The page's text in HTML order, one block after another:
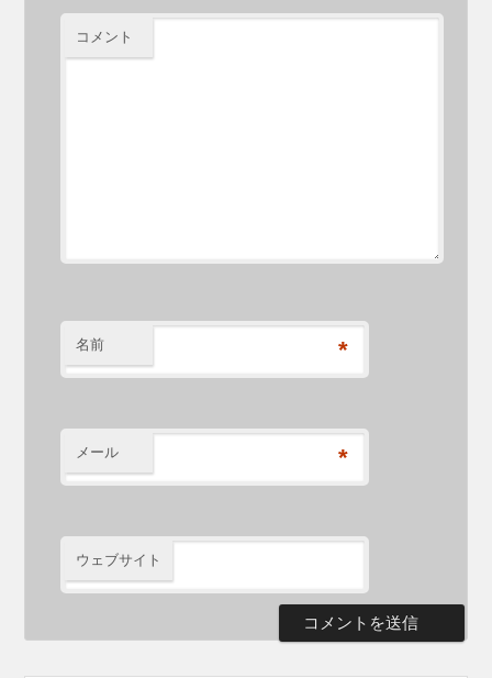
コメント
名前 *
メール *
ウェブサイト